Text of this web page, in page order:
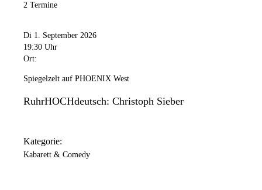
2 Termine
Di 1. September 2026
19:30 Uhr
Ort:
Spiegelzelt auf PHOENIX West
RuhrHOCHdeutsch: Christoph Sieber
Kategorie:
Kabarett & Comedy